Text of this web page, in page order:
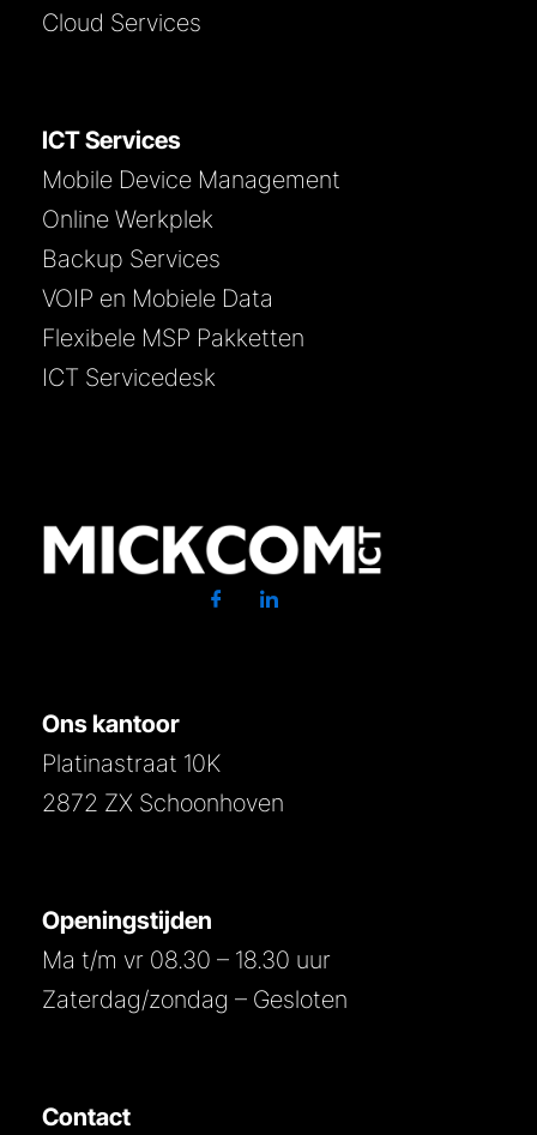
Cloud Services
ICT Services
Mobile Device Management
Online Werkplek
Backup Services
VOIP en Mobiele Data
Flexibele MSP Pakketten
ICT Servicedesk
Ons kantoor
Platinastraat 10K
2872 ZX Schoonhoven
Openingstijden
Ma t/m vr 08.30 – 18.30 uur
Zaterdag/zondag – Gesloten
Contact